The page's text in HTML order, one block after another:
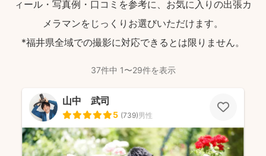
ィール・写真例・口コミを参考に、お気に入りの出張カ
メラマンをじっくりお選びいただけます。
*福井県全域での撮影に対応できるとは限りません。
37件中 1〜29件を表示
山中 武司
5 (739)男性